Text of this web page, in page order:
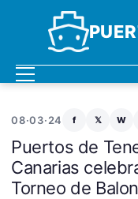
08·03·24 f 𝕏 W
Puertos de
Canarias
Torneo de